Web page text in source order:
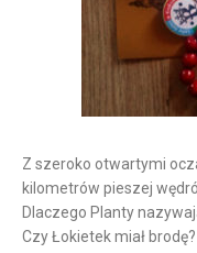
Z szeroko otwartymi
kilometrów pieszej
Dlaczego Planty
Czy Łokietek miał